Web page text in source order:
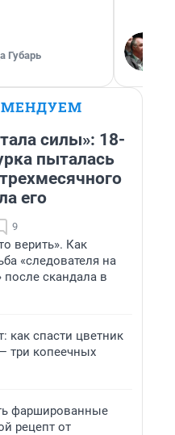
Губарь
силы»: 18-
пыталась
его
9
верить». Как
«следователя на
после скандала в
как спасти цветник
три копеечных
фаршированные
рецепт от